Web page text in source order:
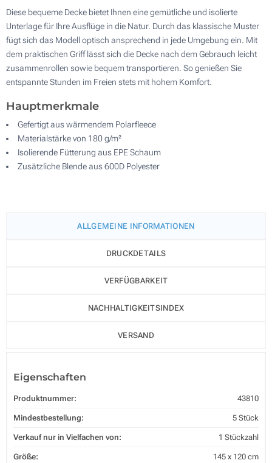
Diese bequeme Decke bietet Ihnen eine gemütliche und isolierte
Unterlage für Ihre Ausflüge in die Natur. Durch das klassische Muster
fügt sich das Modell optisch ansprechend in jede Umgebung ein. Mit
dem praktischen Griff lässt sich die Decke nach dem Gebrauch leicht
zusammenrollen sowie bequem transportieren. So genießen Sie
entspannte Stunden im Freien stets mit hohem Komfort.
Hauptmerkmale
Gefertigt aus wärmendem Polarfleece
Materialstärke von 180 g/m²
Isolierende Fütterung aus EPE Schaum
Zusätzliche Blende aus 600D Polyester
ALLGEMEINE INFORMATIONEN
DRUCKDETAILS
VERFÜGBARKEIT
NACHHALTIGKEITSINDEX
VERSAND
Eigenschaften
Produktnummer: 43810
Mindestbestellung: 5 Stück
Verkauf nur in Vielfachen von: 1 Stückzahl
Größe: 145 x 120 cm